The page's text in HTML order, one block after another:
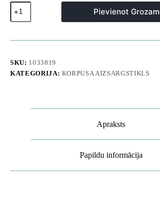
Rūdīts
stikls
Xiaomi
Pro
daudzums
Pievienot Grozam
SKU: 1033819
KATEGORIJA: KORPUSA AIZSARGSTIKLS
Apraksts
Papildu informācija